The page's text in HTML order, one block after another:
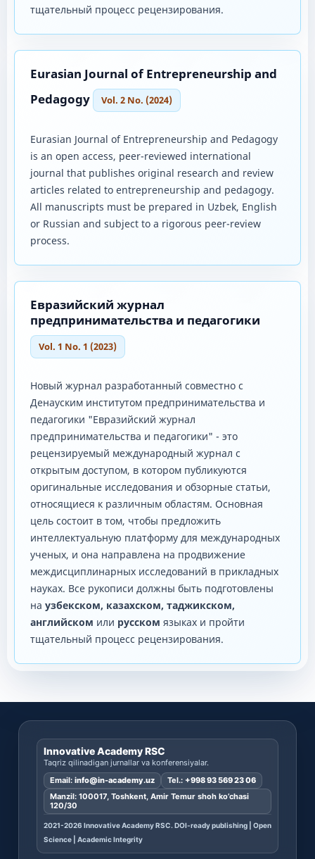
тщательный процесс рецензирования.
Eurasian Journal of Entrepreneurship and
Pedagogy
Vol. 2 No. (2024)
Eurasian Journal of Entrepreneurship and Pedagogy
is an open access, peer-reviewed international
journal that publishes original research and review
articles related to entrepreneurship and pedagogy.
All manuscripts must be prepared in Uzbek, English
or Russian and subject to a rigorous peer-review
process.
Евразийский журнал
предпринимательства и педагогики
Vol. 1 No. 1 (2023)
Новый журнал разработанный совместно с
Денауским институтом предпринимательства и
педагогики "Евразийский журнал
предпринимательства и педагогики" - это
рецензируемый международный журнал с
открытым доступом, в котором публикуются
оригинальные исследования и обзорные статьи,
относящиеся к различным областям. Основная
цель состоит в том, чтобы предложить
интеллектуальную платформу для международных
ученых, и она направлена ​​на продвижение
междисциплинарных исследований в прикладных
науках. Все рукописи должны быть подготовлены
на узбекском, казахском, таджикском,
английском или русском языках и пройти
тщательный процесс рецензирования.
Innovative Academy RSC
Taqriz qilinadigan jurnallar va konferensiyalar.
Email: info@in-academy.uz Tel.: +998 93 569 23 06
Manzil: 100017, Toshkent, Amir Temur shoh ko’chasi
120/30
2021-2026 Innovative Academy RSC. DOI-ready publishing | Open
Science | Academic Integrity